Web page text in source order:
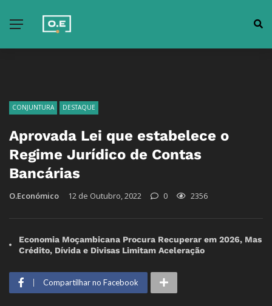
CONJUNTURA DESTAQUE
Aprovada Lei que estabelece o
Regime Jurídico de Contas
Bancárias
O.Económico 12 de Outubro, 2022 0 2356
Economia Moçambicana Procura Recuperar em 2026, Mas
Crédito, Dívida e Divisas Limitam Aceleração
Compartilhar no Facebook